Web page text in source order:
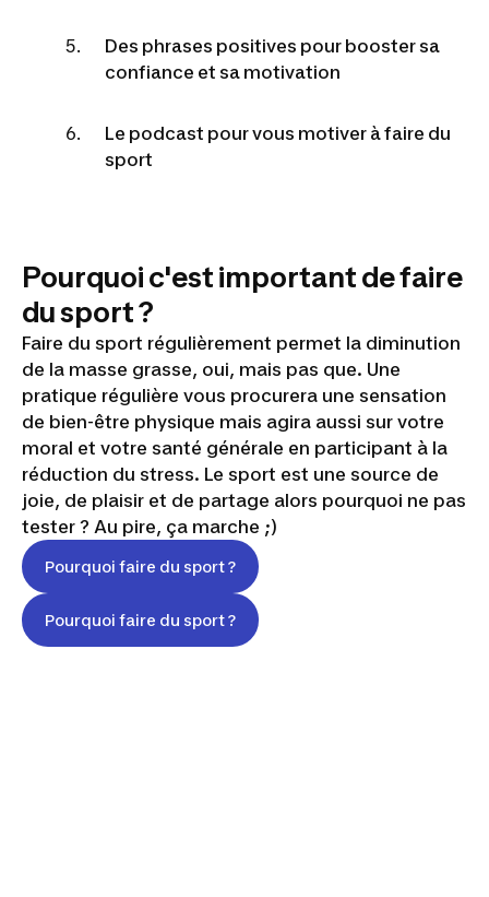
Des phrases positives pour booster sa
confiance et sa motivation
Le podcast pour vous motiver à faire du
sport
Pourquoi c'est important de faire
du sport ?
Faire du sport régulièrement permet la diminution
de la masse grasse, oui, mais pas que. Une
pratique régulière vous procurera une sensation
de bien-être physique mais agira aussi sur votre
moral et votre santé générale en participant à la
réduction du stress. Le sport est une source de
joie, de plaisir et de partage alors pourquoi ne pas
tester ? Au pire, ça marche ;)
Pourquoi faire du sport ?
Pourquoi faire du sport ?